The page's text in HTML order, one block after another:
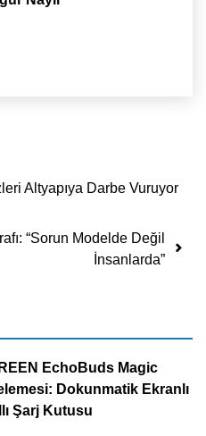
Altyapıya Darbe Vuruyor
“Sorun Modelde Değil
İnsanlarda”
EchoBuds Magic
Dokunmatik Ekranlı
Şarj Kutusu